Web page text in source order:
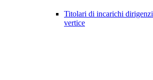
Titolari di incarichi
vertice